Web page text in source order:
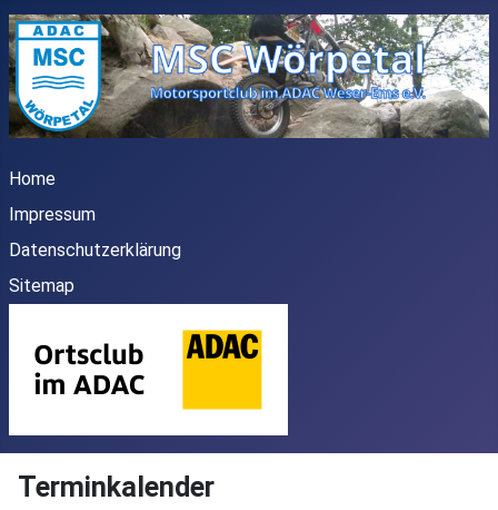
Home
Impressum
Datenschutzerklärung
Sitemap
Terminkalender